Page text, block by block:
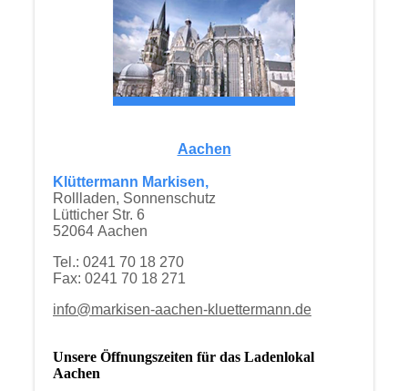
Aachen
Klüttermann Markisen,
Rollladen, Sonnenschutz
Lütticher Str. 6
52064 Aachen
Tel.: 0241 70 18 270
Fax: 0241 70 18 271
info@markisen-aachen-kluettermann.de
Unsere Öffnungszeiten für das Ladenlokal
Aachen